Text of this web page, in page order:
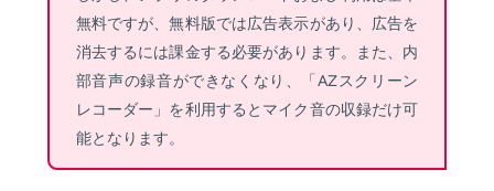
無料ですが、無料版では広告表示があり、広告を
消去するには課金する必要があります。また、内
部音声の録音ができなくなり、「AZスクリーン
レコーダー」を利用するとマイク音の収録だけ可
能となります。